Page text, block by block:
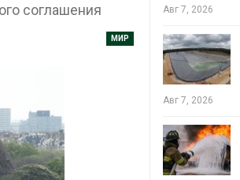
соглашения
МИР
водохранилища Волги и
Евросоюз потребовал
увеличить вложения в
защиту природы на фоне
роста ущерба от пожаров
Авг 7, 2026
Авг 7, 2026